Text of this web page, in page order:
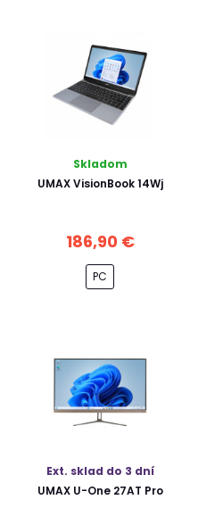
Skladom
UMAX VisionBook 14Wj
186,90 €
PC
Ext. sklad do 3 dní
UMAX U-One 27AT Pro